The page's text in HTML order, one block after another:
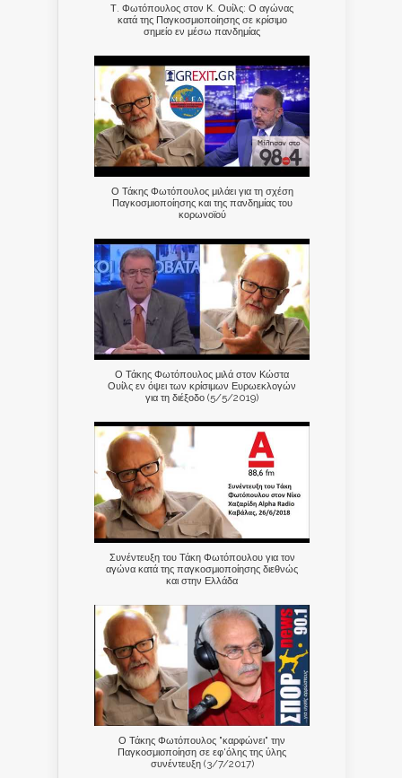
Τ. Φωτόπουλος στον Κ. Ουίλς: Ο αγώνας
κατά της Παγκοσμιοποίησης σε κρίσιμο
σημείο εν μέσω πανδημίας
Ο Τάκης Φωτόπουλος μιλάει για τη σχέση
Παγκοσμιοποίησης και της πανδημίας του
κορωνοϊού
Ο Τάκης Φωτόπουλος μιλά στον Κώστα
Ουίλς εν όψει των κρίσιμων Ευρωεκλογών
για τη διέξοδο (5/5/2019)
Συνέντευξη του Τάκη Φωτόπουλου για τον
αγώνα κατά της παγκοσμιοποίησης διεθνώς
και στην Ελλάδα
Ο Τάκης Φωτόπουλος "καρφώνει" την
Παγκοσμιοποίηση σε εφ'όλης της ύλης
συνέντευξη (3/7/2017)